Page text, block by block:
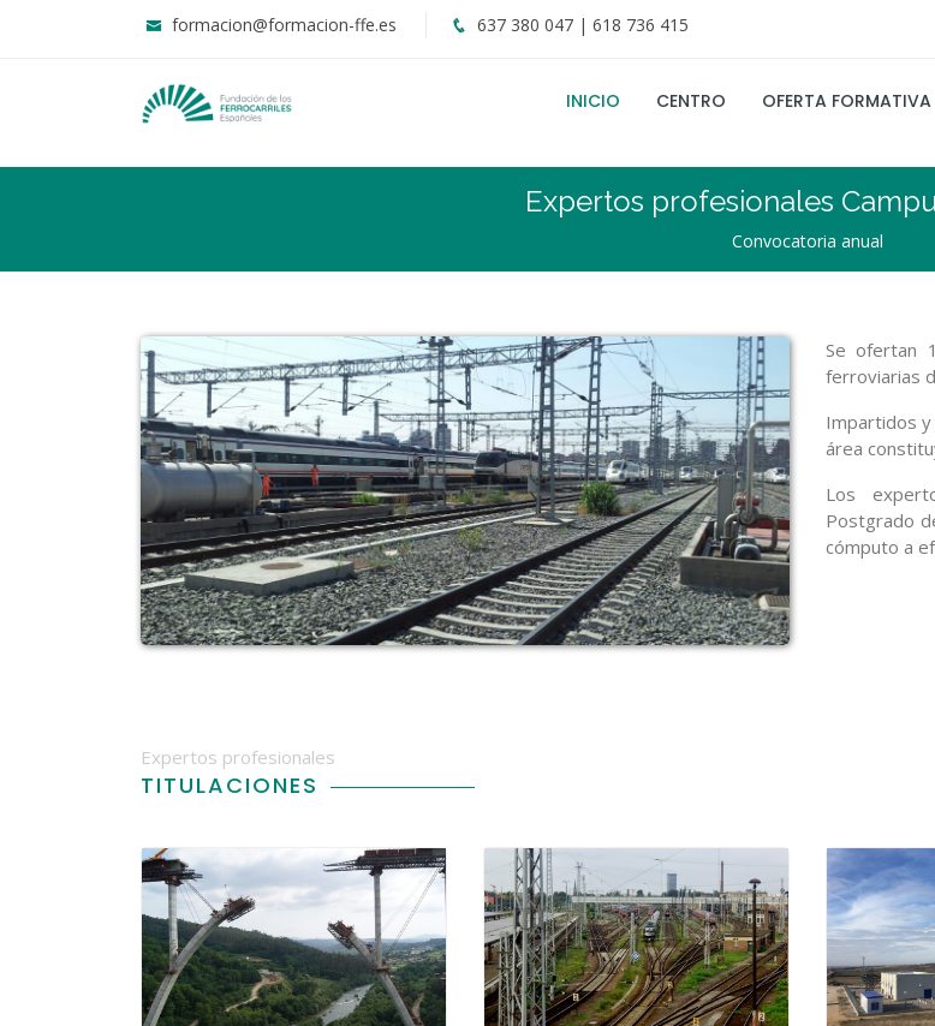
formacion@formacion-ffe.es 637 380 047 | 618 736 415
INICIO CENTRO OFERTA FORMATIVA
Expertos profesionales
Convocatoria anual
Se ofertan
ferroviarias
Impartidos y
área
Los
Postgrado
cómputo a
Expertos profesionales
TITULACIONES